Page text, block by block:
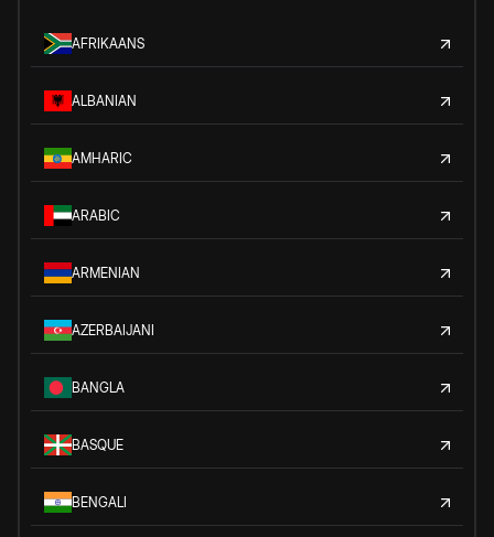
AFRIKAANS
ALBANIAN
AMHARIC
ARABIC
ARMENIAN
AZERBAIJANI
BANGLA
BASQUE
BENGALI